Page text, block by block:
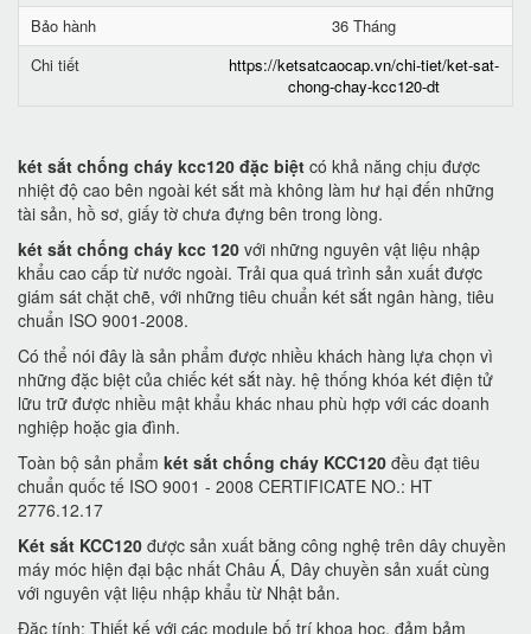
Bảo hành
36 Tháng
Chi tiết
https://ketsatcaocap.vn/chi-tiet/ket-sat-
chong-chay-kcc120-dt
két sắt chống cháy kcc120 đặc biệt có khả năng chịu được
nhiệt độ cao bên ngoài két sắt mà không làm hư hại đến những
tài sản, hồ sơ, giấy tờ chưa đựng bên trong lòng.
két sắt chống cháy kcc 120 với những nguyên vật liệu nhập
khẩu cao cấp từ nước ngoài. Trải qua quá trình sản xuất được
giám sát chặt chẽ, với những tiêu chuẩn két sắt ngân hàng, tiêu
chuẩn ISO 9001-2008.
Có thể nói đây là sản phẩm được nhiều khách hàng lựa chọn vì
những đặc biệt của chiếc két sắt này. hệ thống khóa két điện tử
lữu trữ được nhiều mật khẩu khác nhau phù hợp với các doanh
nghiệp hoặc gia đình.
Toàn bộ sản phẩm két sắt chống cháy KCC120 đều đạt tiêu
chuẩn quốc tế ISO 9001 - 2008 CERTIFICATE NO.: HT
2776.12.17
Két sắt KCC120 được sản xuất bằng công nghệ trên dây chuyền
máy móc hiện đại bậc nhất Châu Á, Dây chuyền sản xuất cùng
với nguyên vật liệu nhập khẩu từ Nhật bản.
Đặc tính: Thiết kế với các module bố trí khoa học, đảm bảm